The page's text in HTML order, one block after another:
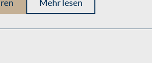
Mehr lesen